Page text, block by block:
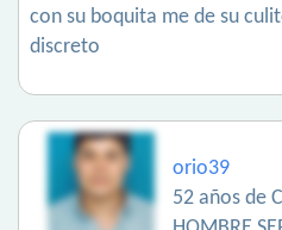
con su boquita me de su
discreto
orio39
52 años de